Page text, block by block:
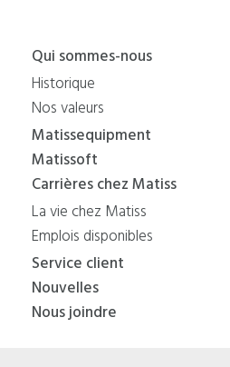
Qui sommes-nous
Historique
Nos valeurs
Matissequipment
Matissoft
Carrières chez Matiss
La vie chez Matiss
Emplois disponibles
Service client
Nouvelles
Nous joindre